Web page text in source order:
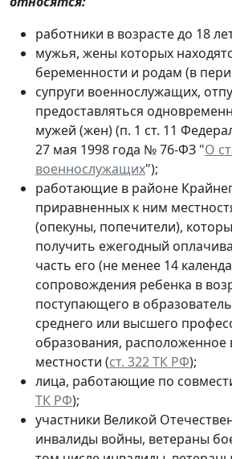
работники в возрасте до 18
мужья, жены которых
беременности и родам (в
супруги военнослужащих,
предоставляться
мужей (жен) (п. 1 ст. 11
27 мая 1998 года № 76-ФЗ "О
военнослужащих");
работающие в районе
приравненных к ним
(опекуны, попечители),
получить ежегодный
часть его (не менее 14
сопровождения ребенка в
поступающего в
среднего или высшего
образования, расположенное
местности (ст. 322 ТК РФ);
лица, работающие по
ТК РФ);
участники Великой
инвалиды войны, ветераны